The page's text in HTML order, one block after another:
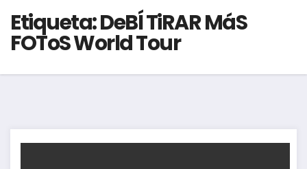
Etiqueta:DeBÍ TiRAR MáS
FOToS World Tour